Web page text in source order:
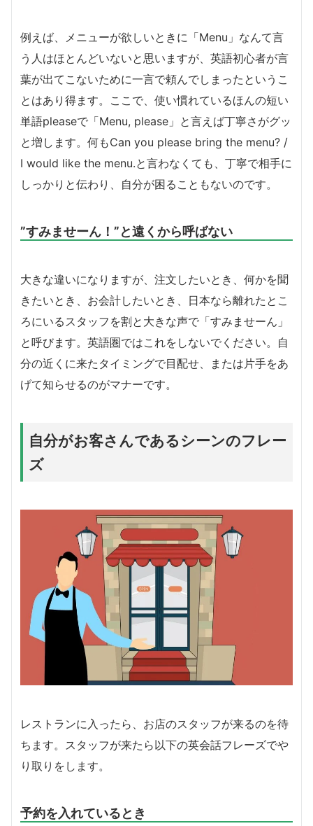
例えば、メニューが欲しいときに「Menu」なんて言
う人はほとんどいないと思いますが、英語初心者が言
葉が出てこないために一言で頼んでしまったというこ
とはあり得ます。ここで、使い慣れているほんの短い
単語pleaseで「Menu, please」と言えば丁寧さがグッ
と増します。何もCan you please bring the menu? /
I would like the menu.と言わなくても、丁寧で相手に
しっかりと伝わり、自分が困ることもないのです。
”すみませーん！”と遠くから呼ばない
大きな違いになりますが、注文したいとき、何かを聞
きたいとき、お会計したいとき、日本なら離れたとこ
ろにいるスタッフを割と大きな声で「すみませーん」
と呼びます。英語圏ではこれをしないでください。自
分の近くに来たタイミングで目配せ、または片手をあ
げて知らせるのがマナーです。
自分がお客さんであるシーンのフレー
ズ
レストランに入ったら、お店のスタッフが来るのを待
ちます。スタッフが来たら以下の英会話フレーズでや
り取りをします。
予約を入れているとき